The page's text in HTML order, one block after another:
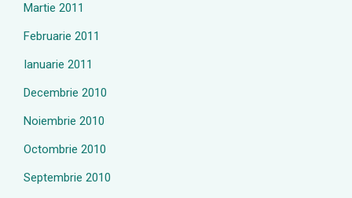
Martie 2011
Februarie 2011
Ianuarie 2011
Decembrie 2010
Noiembrie 2010
Octombrie 2010
Septembrie 2010